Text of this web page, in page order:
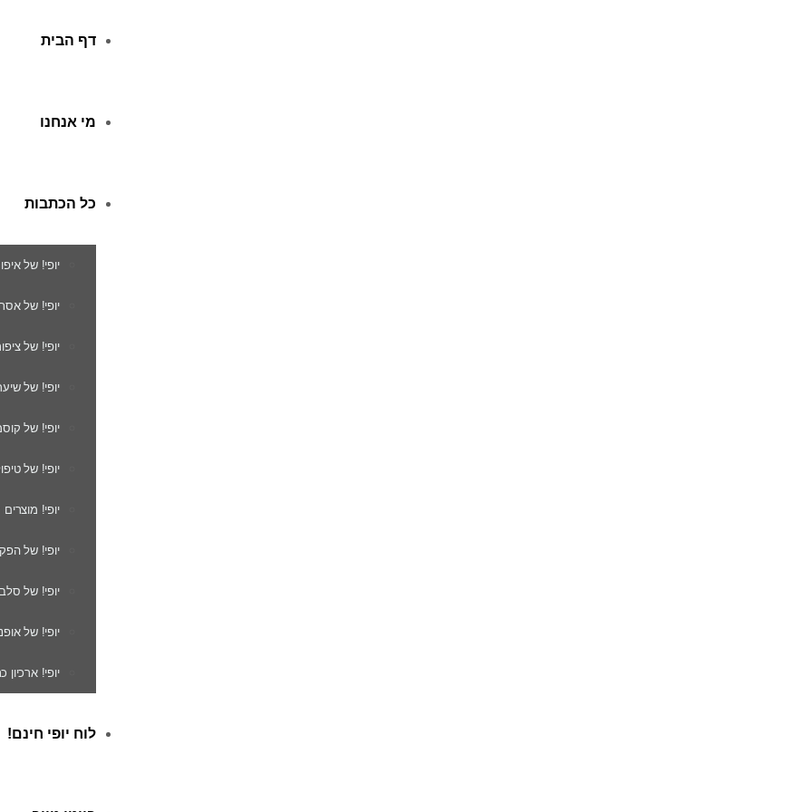
דף הבית
מי אנחנו
כל הכתבות
יופי! של
יופי! של
יופי! של
יופי! של
יופי! של
יופי! של
יופי!
יופי! של
יופי! של
יופי! של
יופי! ארכיון
לוח יופי חינם!